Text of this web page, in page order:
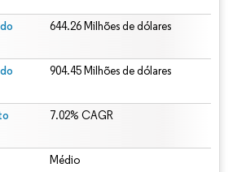
644.26 Milhões de dólares
904.45 Milhões de dólares
7.02% CAGR
Médio